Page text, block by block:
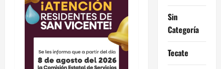
Sin
Categoría
Tecate